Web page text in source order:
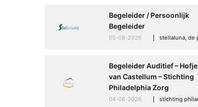
Begeleider / Persoonlijk
Begeleider
05-08-2026
Begeleider Auditief – Hofje
van Castellum – Stichting
Philadelphia Zorg
04-08-2026